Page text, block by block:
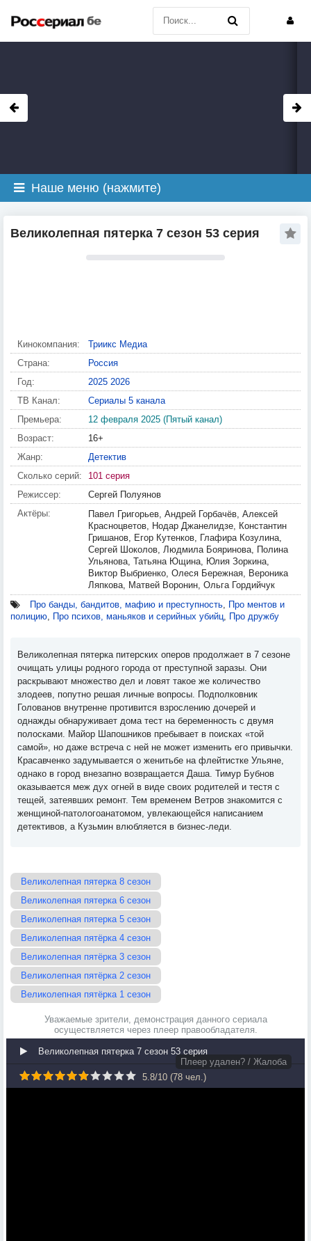
Наше меню (нажмите)
Великолепная пятерка 7 сезон 53 серия
Кинокомпания:
Триикс Медиа
Страна:
Россия
Год:
2025 2026
ТВ Канал:
Сериалы 5 канала
Премьера:
12 февраля 2025 (Пятый канал)
Возраст:
16+
Жанр:
Детектив
Сколько серий:
101 серия
Режиссер:
Сергей Полуянов
Актёры:
Павел Григорьев, Андрей Горбачёв, Алексей
Красноцветов, Нодар Джанелидзе, Константин
Гришанов, Егор Кутенков, Глафира Козулина,
Сергей Шоколов, Людмила Бояринова, Полина
Ульянова, Татьяна Ющина, Юлия Зоркина,
Виктор Выбриенко, Олеся Бережная, Вероника
Ляпкова, Матвей Воронин, Ольга Гордийчук
Про банды, бандитов, мафию и преступность, Про ментов и
полицию, Про психов, маньяков и серийных убийц, Про дружбу
Великолепная пятерка питерских оперов продолжает в 7 сезоне
очищать улицы родного города от преступной заразы. Они
раскрывают множество дел и ловят такое же количество
злодеев, попутно решая личные вопросы. Подполковник
Голованов внутренне противится взрослению дочерей и
однажды обнаруживает дома тест на беременность с двумя
полосками. Майор Шапошников пребывает в поисках «той
самой», но даже встреча с ней не может изменить его привычки.
Красавченко задумывается о женитьбе на флейтистке Ульяне,
однако в город внезапно возвращается Даша. Тимур Бубнов
оказывается меж дух огней в виде своих родителей и тестя с
тещей, затеявших ремонт. Тем временем Ветров знакомится с
женщиной-патологоанатомом, увлекающейся написанием
детективов, а Кузьмин влюбляется в бизнес-леди.
Великолепная пятерка 8 сезон
Великолепная пятерка 6 сезон
Великолепная пятерка 5 сезон
Великолепная пятёрка 4 сезон
Великолепная пятёрка 3 сезон
Великолепная пятёрка 2 сезон
Великолепная пятёрка 1 сезон
Уважаемые зрители, демонстрация данного сериала
осуществляется через плеер правообладателя.
Великолепная пятерка 7 сезон 53 серия
Плеер удален? / Жалоба
5.8/10 (78 чел.)